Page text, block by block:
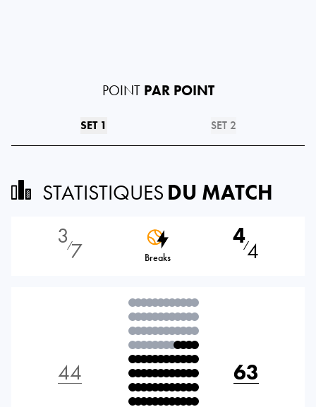
POINT PAR POINT
SET 1 SET 2
STATISTIQUES DU MATCH
3⁄7 Breaks
4⁄4
44 63